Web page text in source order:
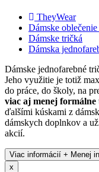
TheyWear
Dámske oblečenie
Dámske tričká
Dámska
Dámske jednofarebné
Jeho využitie je totiž
do práce, do školy, na
viac aj menej formálne
ďalšími kúskami z
dámskych doplnkov a
akcií.
Viac informácií + Menej
x